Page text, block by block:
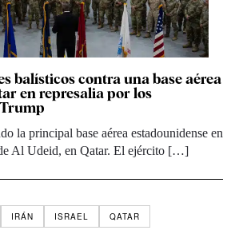
balísticos contra una base aérea
en represalia por los
la principal base aérea estadounidense en
Al Udeid, en Qatar. El ejército […]
IRÁN ISRAEL QATAR